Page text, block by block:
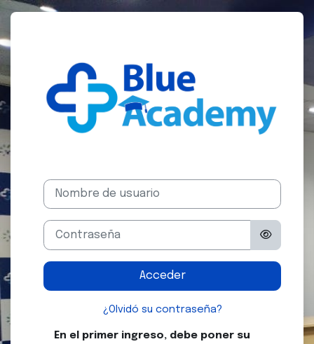
Salta al contenido principal
Entrar a Blue
Nombre de usuario
Contraseña
Acceder
¿Olvidó su contraseña?
En el primer ingreso, debe poner su